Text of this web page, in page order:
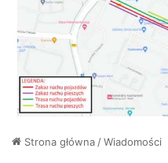
Strona główna /Wiadomości